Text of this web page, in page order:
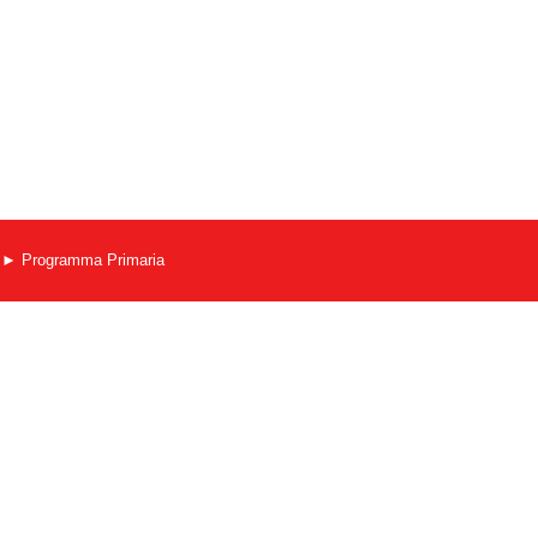
Programma Primaria